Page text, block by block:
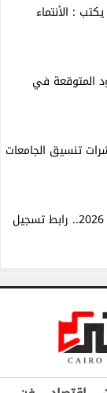
: الأنتماء
الحدود المتوقعة في
تنسيق الجامعات
تنسيق الجامعات الحكومية 2026.. رابط تسجيل